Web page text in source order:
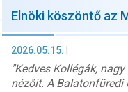
Elnöki köszöntő az
2026.05.15.
"Kedves Kollégák,
nézőit. A Balatonfüredi